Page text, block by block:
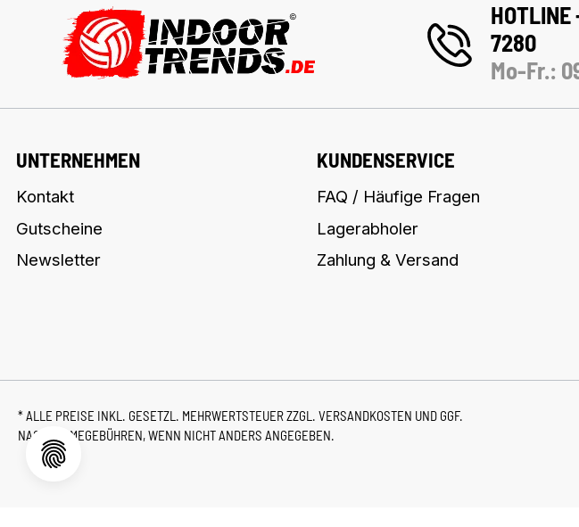
7280
Mo-Fr.:
UNTERNEHMEN
Kontakt
Gutscheine
Newsletter
KUNDENSERVICE
FAQ / Häufige Fragen
Lagerabholer
Zahlung & Versand
* ALLE PREISE INKL. GESETZL. MEHRWERTSTEUER ZZGL. VERSANDKOSTEN UND GGF.
NACHNAHMEGEBÜHREN, WENN NICHT ANDERS ANGEGEBEN.